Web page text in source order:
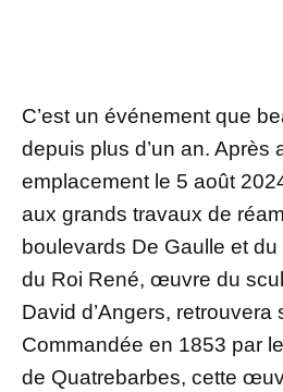
C’est un événement que
depuis plus d’un an. Après
emplacement le 5 août
aux grands travaux de
boulevards De Gaulle et
du Roi René, œuvre du
David d’Angers, retrouvera
Commandée en 1853 par
de Quatrebarbes, cette